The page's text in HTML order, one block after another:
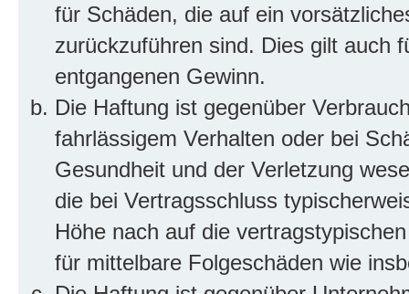
für Schäden, die auf ein
zurückzuführen sind. Dies gilt auch
entgangenen Gewinn.
Die Haftung ist gegenüber
fahrlässigem Verhalten oder bei
Gesundheit und der Verletzung
die bei Vertragsschluss
Höhe nach auf die
für mittelbare Folgeschäden wie